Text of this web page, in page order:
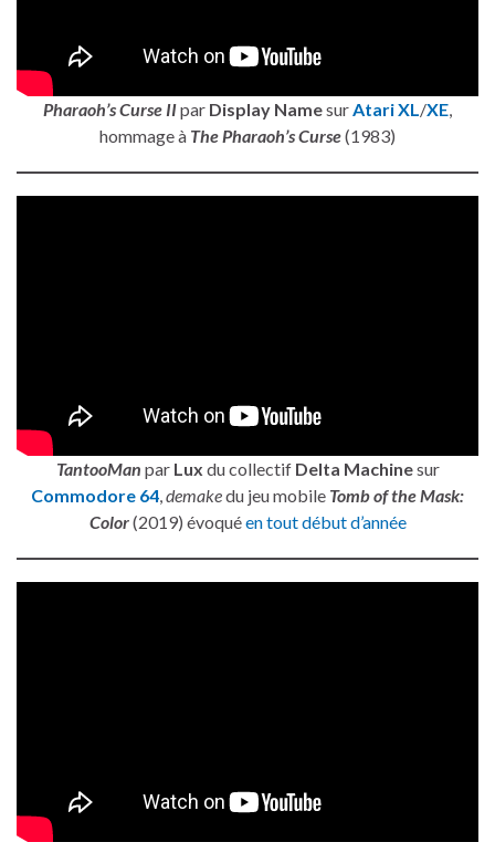
Pharaoh’s Curse IIpar Display Namesur Atari XL /XE
hommage à The Pharaoh’s Curse(1983)
TantooMan par Lux du collectif Delta Machinesur
Commodore 64 demakedu jeu mobile Tomb of the Mask:
Color(2019) évoquéen tout début d’année